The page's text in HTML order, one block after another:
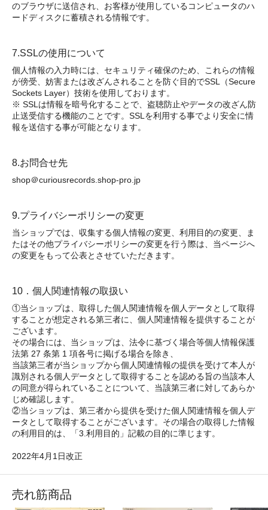
のブラウザに送信され、お客様が使用しているコンピュータのハ
ードディスクに蓄積される情報です。
7.SSLの使用について
個人情報の入力時には、セキュリティ確保のため、これらの情報
が傍受、妨害または改ざんされることを防ぐ目的でSSL（Secure
Sockets Layer）技術を使用しております。
※ SSLは情報を暗号化することで、盗聴防止やデータの改ざん防
止送受信する機能のことです。SSLを利用する事でより安全に情
報を送信する事が可能となります。
8.お問合せ先
shop＠curiousrecords.shop-pro.jp
9.プライバシーポリシーの変更
当ショップでは、収集する個人情報の変更、利用目的の変更、ま
たはその他プライバシーポリシーの変更を行う際は、当ページへ
の変更をもって公表とさせていただきます。
10．個人関連情報の取扱い
①当ショップは、取得した個人関連情報を個人データとして取得
することが想定される第三者に、個人関連情報を提供することが
ございます。
その場合には、当ショップは、法令に基づく場合等個人情報保護
法第 27 条第 1 項各号に掲げる場合を除き、
当該第三者が当ショップから個人関連情報の提供を受けて本人が
識別される個人データとして取得することを認める旨の当該本人
の同意が得られていることについて、当該第三者に対してあらか
じめ確認します。
②当ショップは、第三者から提供を受けた個人関連情報を個人デ
ータとして取得することがございます。その場合の取得した情報
の利用目的は、「3.利用目的」記載の目的に準じます。
2022年4月1日改正
売れ筋商品